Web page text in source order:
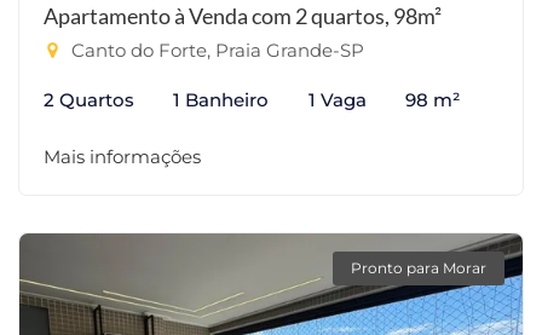
Apartamento à Venda com 2 quartos, 98m²
Canto do Forte, Praia Grande-SP
2 Quartos 1 Banheiro 1 Vaga 98 m²
Mais informações
Pronto para Morar